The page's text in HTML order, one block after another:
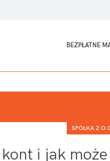
BEZPŁATNE
SPÓŁKA Z
i jak